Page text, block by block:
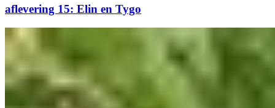
aflevering 15: Elin en Tygo